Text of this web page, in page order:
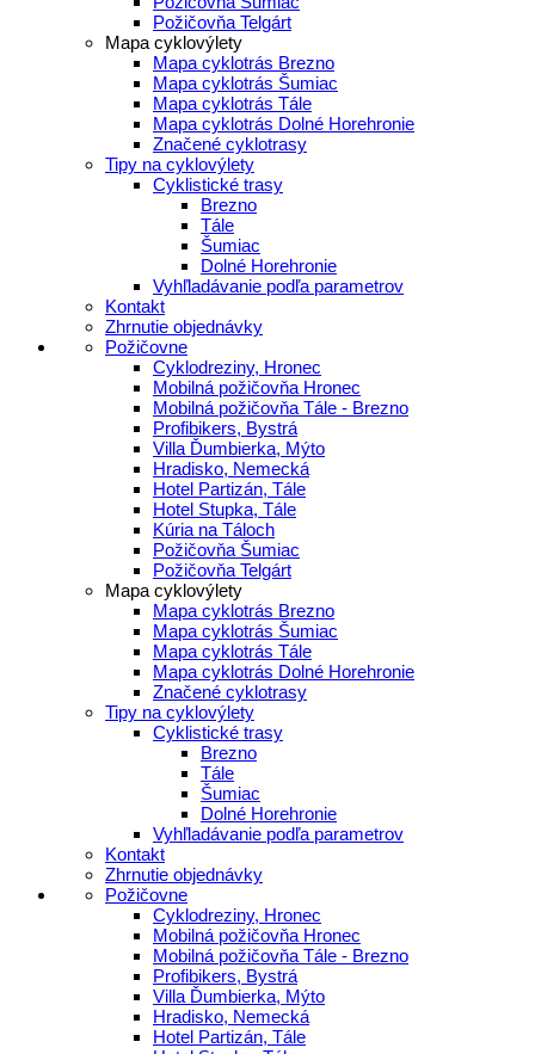
Požičovňa Telgárt
Mapa cyklovýlety
Mapa cyklotrás Brezno
Mapa cyklotrás Šumiac
Mapa cyklotrás Tále
Mapa cyklotrás Dolné Horehronie
Značené cyklotrasy
Tipy na cyklovýlety
Cyklistické trasy
Brezno
Tále
Šumiac
Dolné Horehronie
Vyhľladávanie podľa parametrov
Kontakt
Zhrnutie objednávky
Požičovne
Cyklodreziny, Hronec
Mobilná požičovňa Hronec
Mobilná požičovňa Tále - Brezno
Profibikers, Bystrá
Villa Ďumbierka, Mýto
Hradisko, Nemecká
Hotel Partizán, Tále
Hotel Stupka, Tále
Kúria na Táloch
Požičovňa Šumiac
Požičovňa Telgárt
Mapa cyklovýlety
Mapa cyklotrás Brezno
Mapa cyklotrás Šumiac
Mapa cyklotrás Tále
Mapa cyklotrás Dolné Horehronie
Značené cyklotrasy
Tipy na cyklovýlety
Cyklistické trasy
Brezno
Tále
Šumiac
Dolné Horehronie
Vyhľladávanie podľa parametrov
Kontakt
Zhrnutie objednávky
Požičovne
Cyklodreziny, Hronec
Mobilná požičovňa Hronec
Mobilná požičovňa Tále - Brezno
Profibikers, Bystrá
Villa Ďumbierka, Mýto
Hradisko, Nemecká
Hotel Partizán, Tále